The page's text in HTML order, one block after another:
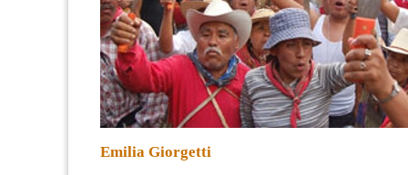
Emilia Giorgetti